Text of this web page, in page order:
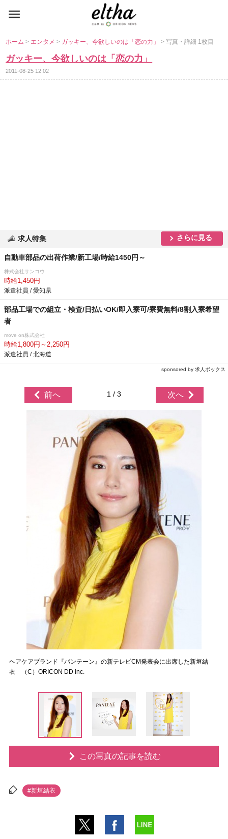
ホーム> エンタメ> ガッキー、今欲しいのは「恋の力」> 写真・詳細 1枚目
ガッキー、今欲しいのは「恋の力」
2011-08-25 12:02
求人特集 さらに見る
自動車部品の出荷作業/新工場/時給1450円～
株式会社サンコウ
時給1,450円
派遣社員 / 愛知県
部品工場での組立・検査/日払いOK/即入寮可/寮費無料/8割入寮希望
者
move on株式会社
時給1,800円～2,250円
派遣社員 / 北海道
sponsored by 求人ボックス
前へ 1 / 3 次へ
ヘアケアブランド『パンテーン』の新テレビCM発表会に出席した新垣結
衣 （C）ORICON DD inc.
この写真の記事を読む
#新垣結衣